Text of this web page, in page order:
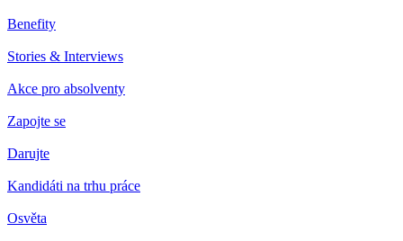
Benefity
Stories & Interviews
Akce pro absolventy
Zapojte se
Darujte
Kandidáti na trhu práce
Osvěta